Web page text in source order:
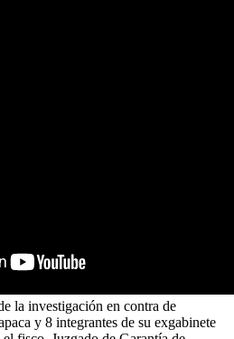
la investigación en contra de
y 8 integrantes de su exgabinete